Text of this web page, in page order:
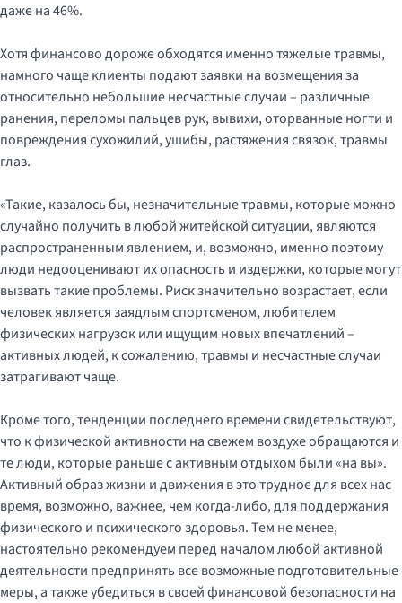
даже на 46%.
Хотя финансово дороже обходятся именно тяжелые травмы,
намного чаще клиенты подают заявки на возмещения за
относительно небольшие несчастные случаи – различные
ранения, переломы пальцев рук, вывихи, оторванные ногти и
повреждения сухожилий, ушибы, растяжения связок, травмы
глаз.
«Такие, казалось бы, незначительные травмы, которые можно
случайно получить в любой житейской ситуации, являются
распространенным явлением, и, возможно, именно поэтому
люди недооценивают их опасность и издержки, которые могут
вызвать такие проблемы. Риск значительно возрастает, если
человек является заядлым спортсменом, любителем
физических нагрузок или ищущим новых впечатлений –
активных людей, к сожалению, травмы и несчастные случаи
затрагивают чаще.
Кроме того, тенденции последнего времени свидетельствуют,
что к физической активности на свежем воздухе обращаются и
те люди, которые раньше с активным отдыхом были «на вы».
Активный образ жизни и движения в это трудное для всех нас
время, возможно, важнее, чем когда-либо, для поддержания
физического и психического здоровья. Тем не менее,
настоятельно рекомендуем перед началом любой активной
деятельности предпринять все возможные подготовительные
меры, а также убедиться в своей финансовой безопасности на